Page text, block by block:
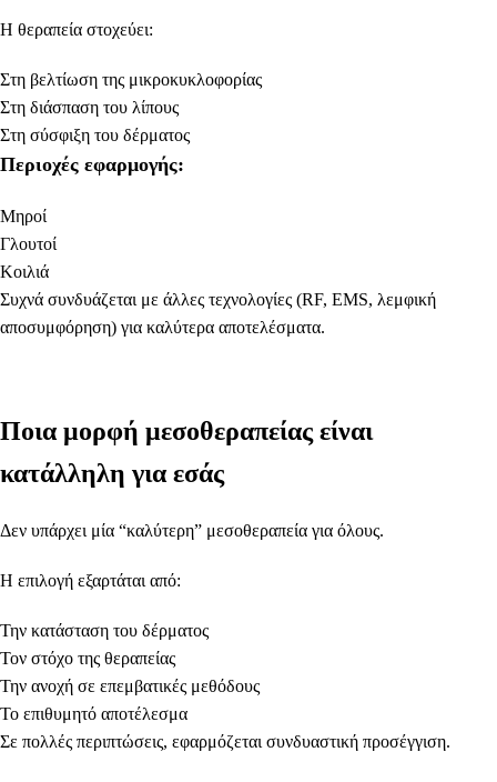
Η θεραπεία στοχεύει:
Στη βελτίωση της μικροκυκλοφορίας
Στη διάσπαση του λίπους
Στη σύσφιξη του δέρματος
Περιοχές εφαρμογής:
Μηροί
Γλουτοί
Κοιλιά
Συχνά συνδυάζεται με άλλες τεχνολογίες (RF, EMS, λεμφική
αποσυμφόρηση) για καλύτερα αποτελέσματα.
Ποια μορφή μεσοθεραπείας είναι
κατάλληλη για εσάς
Δεν υπάρχει μία “καλύτερη” μεσοθεραπεία για όλους.
Η επιλογή εξαρτάται από:
Την κατάσταση του δέρματος
Τον στόχο της θεραπείας
Την ανοχή σε επεμβατικές μεθόδους
Το επιθυμητό αποτέλεσμα
Σε πολλές περιπτώσεις, εφαρμόζεται συνδυαστική προσέγγιση.